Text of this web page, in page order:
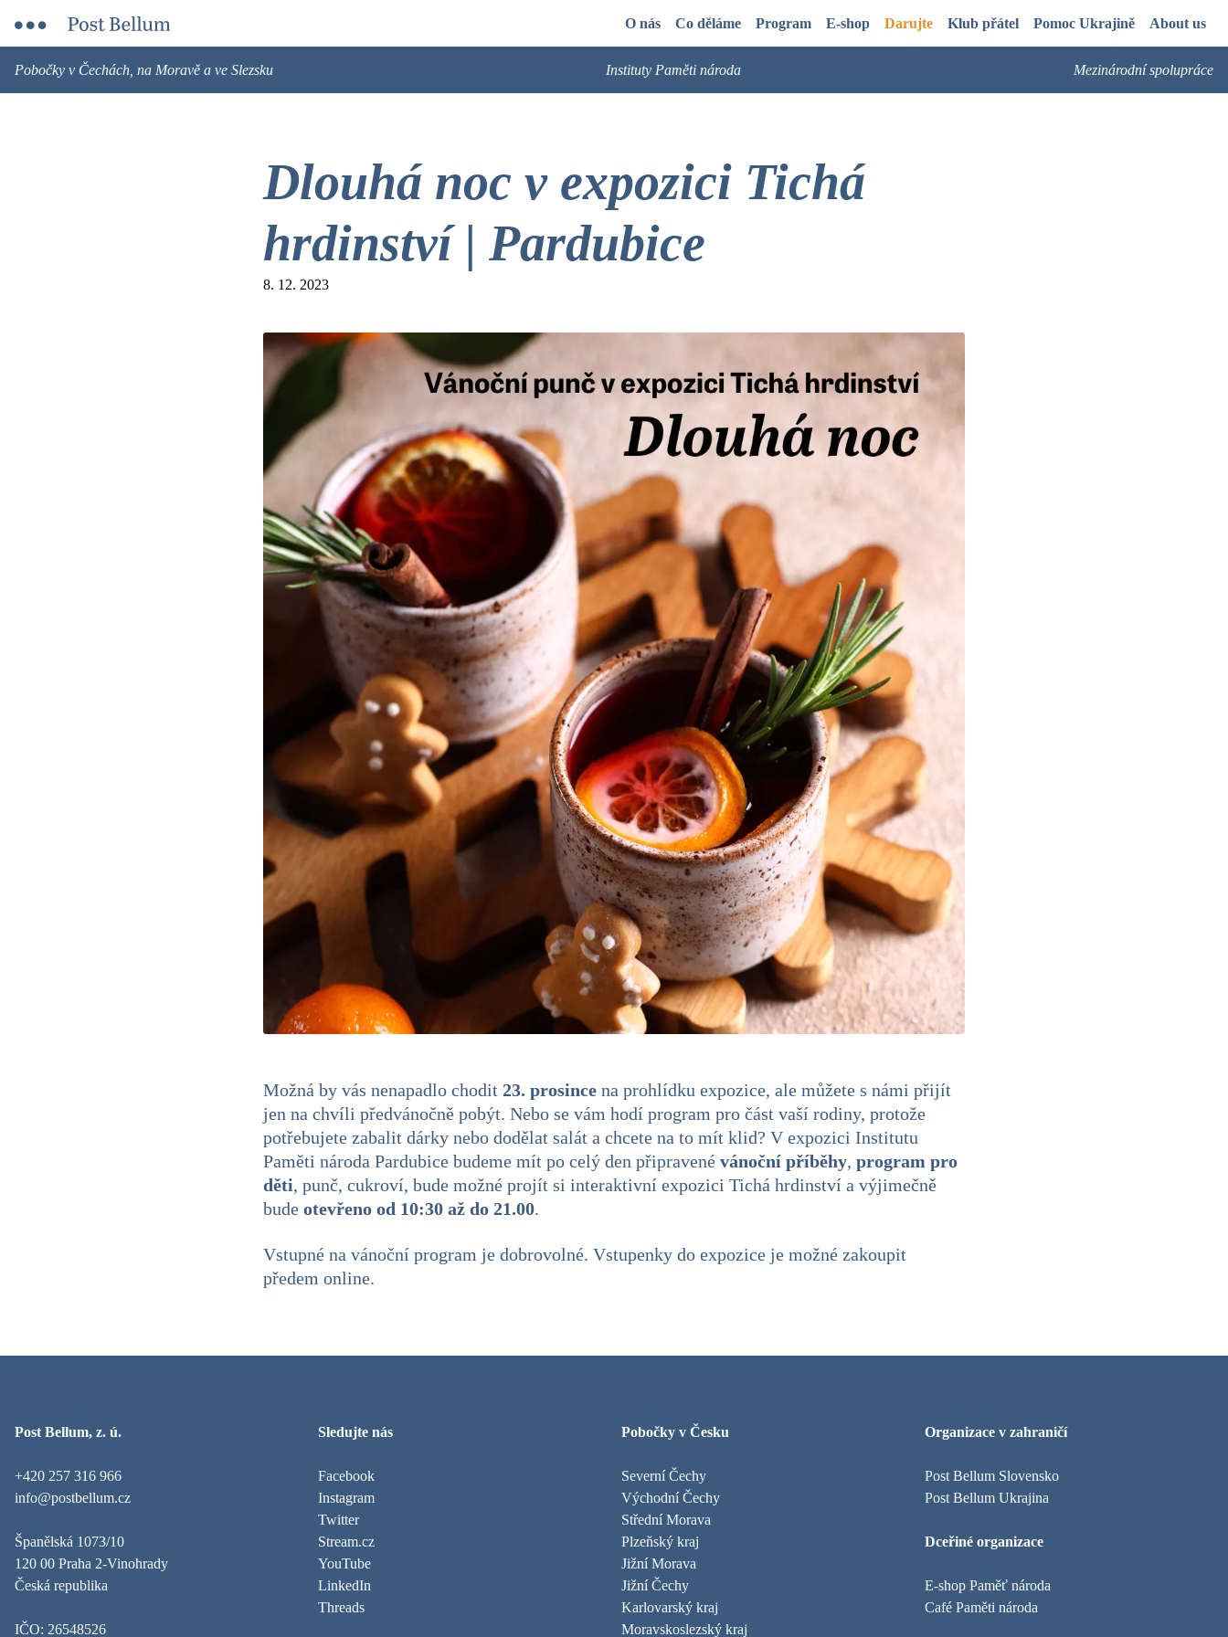
O nás Co děláme Program E-shop Darujte Klub přátel Pomoc Ukrajině About us
Pobočky v Čechách, na Moravě a ve Slezsku Instituty Paměti národa Mezinárodní spolupráce
Dlouhá noc v expozici Tichá
hrdinství | Pardubice
8. 12. 2023
Možná by vás nenapadlo chodit 23. prosince na prohlídku expozice, ale můžete s námi přijít
jen na chvíli předvánočně pobýt. Nebo se vám hodí program pro část vaší rodiny, protože
potřebujete zabalit dárky nebo dodělat salát a chcete na to mít klid? V expozici Institutu
Paměti národa Pardubice budeme mít po celý den připravené vánoční příběhy, program pro
děti, punč, cukroví, bude možné projít si interaktivní expozici Tichá hrdinství a výjimečně
bude otevřeno od 10:30 až do 21.00.
Vstupné na vánoční program je dobrovolné. Vstupenky do expozice je možné zakoupit
předem online.
Post Bellum, z. ú.
+420 257 316 966
info@postbellum.cz
Španělská 1073/10
120 00 Praha 2-Vinohrady
Česká republika
IČO: 26548526
Sledujte nás
Facebook
Instagram
Twitter
Stream.cz
YouTube
LinkedIn
Threads
Pobočky v Česku
Severní Čechy
Východní Čechy
Střední Morava
Plzeňský kraj
Jižní Morava
Jižní Čechy
Karlovarský kraj
Moravskoslezský kraj
Organizace v zahraničí
Post Bellum Slovensko
Post Bellum Ukrajina
Dceřiné organizace
E-shop Paměť národa
Café Paměti národa